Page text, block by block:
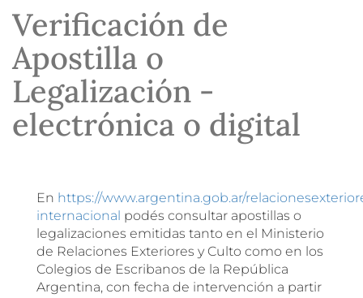
Verificación de
Apostilla o
Legalización -
electrónica o digital
En https://www.argentina.gob.ar/
internacional podés consultar apostillas o
legalizaciones emitidas tanto en el Ministerio
de Relaciones Exteriores y Culto como en los
Colegios de Escribanos de la República
Argentina, con fecha de intervención a partir